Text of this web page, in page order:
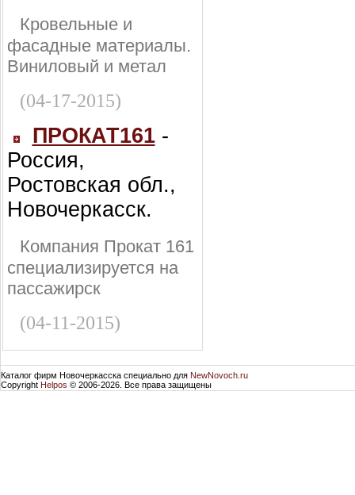
Кровельные и
фасадные материалы.
Виниловый и метал
(04-17-2015)
ПРОКАТ161-
Россия,
Ростовская обл.,
Новочеркасск.
Компания Прокат 161
специализируется на
пассажирск
(04-11-2015)
Каталог фирм Новочеркасска специально для NewNovoch.ru
Copyright Helpos © 2006-2026. Все права защищены